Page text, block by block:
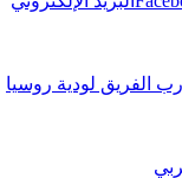
الفريق لودية روسيا